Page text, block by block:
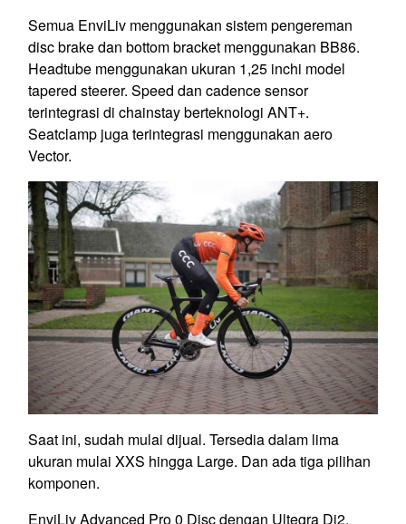
Semua EnviLiv menggunakan sistem pengereman
disc brake dan bottom bracket menggunakan BB86.
Headtube menggunakan ukuran 1,25 inchi model
tapered steerer. Speed dan cadence sensor
terintegrasi di chainstay berteknologi ANT+.
Seatclamp juga terintegrasi menggunakan aero
Vector.
Saat ini, sudah mulai dijual. Tersedia dalam lima
ukuran mulai XXS hingga Large. Dan ada tiga pilihan
komponen.
EnviLiv Advanced Pro 0 Disc dengan Ultegra Di2,